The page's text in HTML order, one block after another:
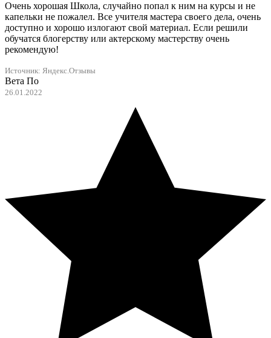
Очень хорошая Школа, случайно попал к ним на курсы и не
капельки не пожалел. Все учителя мастера своего дела, очень
доступно и хорошо излогают свой материал. Если решили
обучатся блогерству или актерскому мастерству очень
рекомендую!
Источник: Яндекс.Отзывы
Вета По
26.01.2022